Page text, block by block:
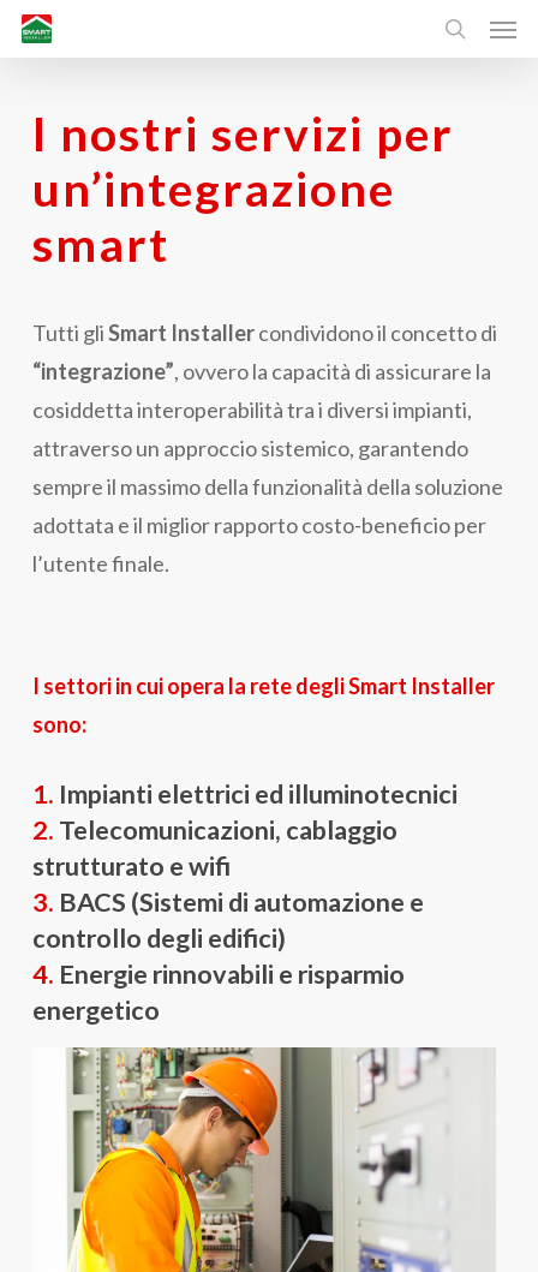
Skip
content
search
I nostri servizi per
un’integrazione
smart
Tutti gliSmart Installercondividono il concetto di
“integrazione”, ovvero la capacità di assicurare la
cosiddetta interoperabilità tra i diversi impianti,
attraverso un approccio sistemico, garantendo
sempre il massimo della funzionalità della soluzione
adottata e il miglior rapporto costo-beneficio per
l’utente finale.
I settori in cui opera la rete degli Smart Installer
sono:
1. Impianti elettrici ed illuminotecnici
2. Telecomunicazioni, cablaggio
strutturato e wifi
3. BACS (Sistemi di automazione e
controllo degli edifici)
4. Energie rinnovabili e risparmio
energetico